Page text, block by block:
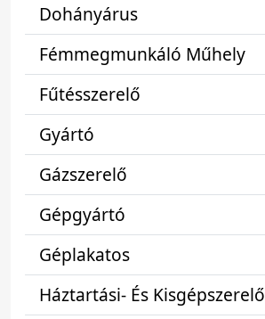
Dohányárus
Fémmegmunkáló Műhely
Fűtésszerelő
Gyártó
Gázszerelő
Gépgyártó
Géplakatos
Háztartási- És Kisgépszerelő